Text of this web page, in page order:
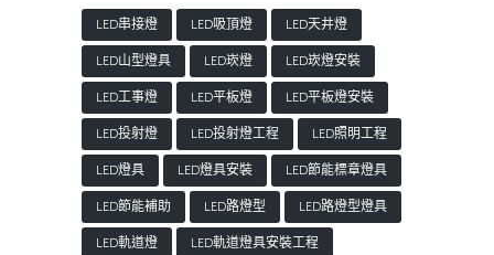
LED串接燈 LED吸頂燈
LED天井燈
LED山型燈具
LED崁燈
LED崁燈安裝
LED工事燈
LED平板燈
LED平板燈安裝
LED投射燈
LED投射燈工程
LED照明工程
LED燈具
LED燈具安裝
LED節能標章燈具
LED節能補助
LED路燈型
LED路燈型燈具
LED軌道燈
LED軌道燈具安裝工程